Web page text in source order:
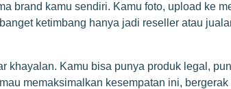
brand kamu sendiri. Kamu foto, upload ke
ketimbang hanya jadi reseller atau
khayalan. Kamu bisa punya produk legal,
memaksimalkan kesempatan ini,